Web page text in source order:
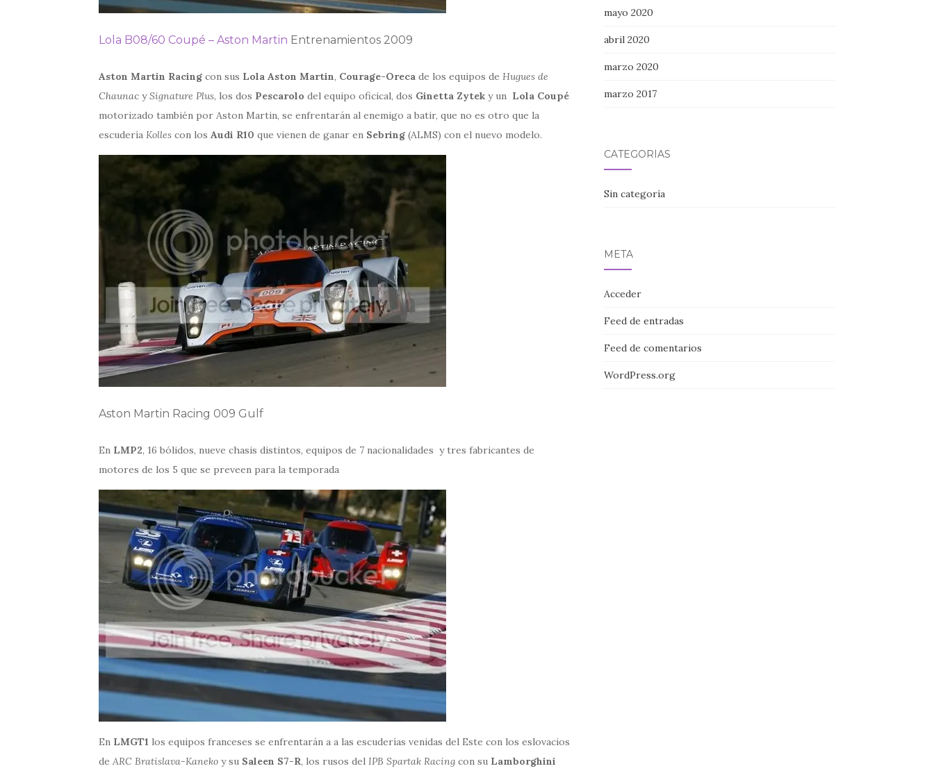
Lola B08/60 Coupé – Aston Martin Entrenamientos 2009
Aston Martin Racing con sus Lola Aston Martin, Courage-Oreca de los equipos de Hugues de
Chaunac ySignature Plus, los dos Pescarolo del equipo oficical, dos Ginetta Zytek y un Lola Coupé
motorizado también por Aston Martin, se enfrentarán al enemigo a batir, que no es otro que la
escudería Kolles con los Audi R10 que vienen de ganar en Sebring (ALMS) con el nuevo modelo.
Aston Martin Racing 009 Gulf
En LMP2, 16 bólidos, nueve chasis distintos, equipos de 7 nacionalidades y tres fabricantes de
motores de los 5 que se preveen para la temporada
En LMGT1 los equipos franceses se enfrentarán a a las escuderías venidas del Este con los eslovacios
de ARC Bratislava-Kaneko y su Saleen S7-R, los rusos del IPB Spartak Racing con su Lamborghini
mayo 2020
abril 2020
marzo 2020
marzo 2017
CATEGORÍAS
Sin categoría
META
Acceder
Feed de entradas
Feed de comentarios
WordPress.org